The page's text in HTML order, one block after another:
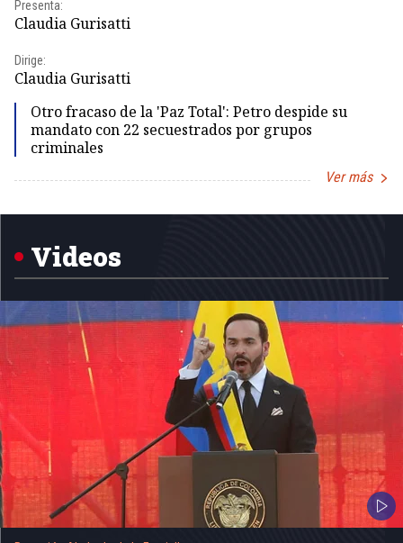
Presenta:
Claudia Gurisatti
Dirige:
Claudia Gurisatti
Otro fracaso de la 'Paz Total': Petro despide su
mandato con 22 secuestrados por grupos
criminales
Ver más
Videos